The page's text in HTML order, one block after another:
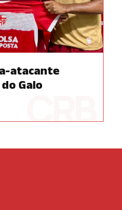
atacante
Galo